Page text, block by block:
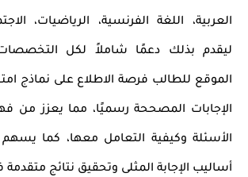
العربية، اللغة الفرنسية، الرياضيات،
ليقدم بذلك دعمًا شاملاً لكل التخصصات
الموقع للطالب فرصة الاطلاع على نماذج
الإجابات المصححة رسميًا، مما يعزز من
الأسئلة وكيفية التعامل معها، كما
أساليب الإجابة المثلى وتحقيق نتائج متقدمة